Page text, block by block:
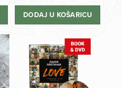
DODAJ U KOŠARICU